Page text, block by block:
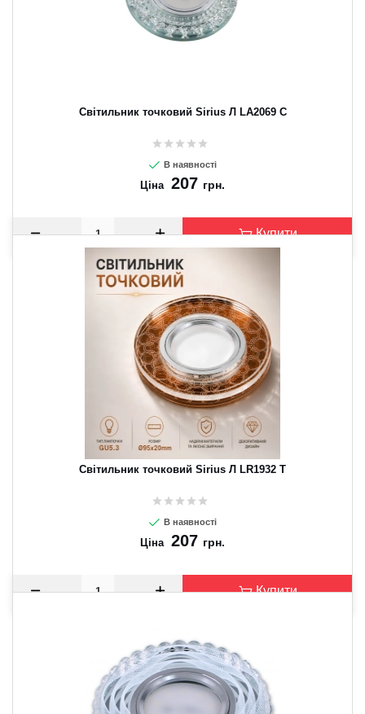
Світильник точковий Sirius Л LA2069 C
В наявності
Ціна 207 грн.
Купити
Світильник точковий Sirius Л LR1932 T
В наявності
Ціна 207 грн.
Купити